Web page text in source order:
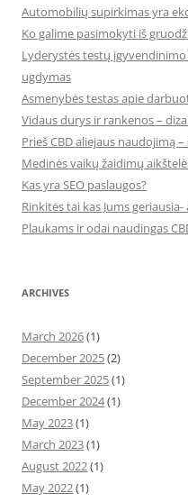
Automobilių supirkimas yra
Ko galime pasimokyti iš
Lyderystės testų
ugdymas
Asmenybės testas apie
Vidaus durys ir rankenos –
Prieš CBD aliejaus naudojimą
Medinės vaikų žaidimų
Kas yra SEO paslaugos?
Rinkitės tai kas Jums
Plaukams ir odai naudingas
ARCHIVES
March 2026(1)
December 2025(2)
September 2025(1)
December 2024(1)
May 2023(1)
March 2023(1)
August 2022(1)
May 2022(1)